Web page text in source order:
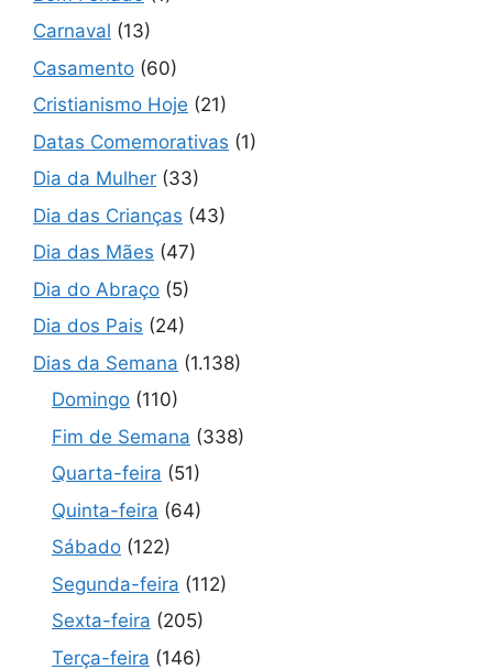
Carnaval (13)
Casamento (60)
Cristianismo Hoje (21)
Datas Comemorativas (1)
Dia da Mulher (33)
Dia das Crianças (43)
Dia das Mães (47)
Dia do Abraço (5)
Dia dos Pais (24)
Dias da Semana (1.138)
Domingo (110)
Fim de Semana (338)
Quarta-feira (51)
Quinta-feira (64)
Sábado (122)
Segunda-feira (112)
Sexta-feira (205)
Terça-feira (146)